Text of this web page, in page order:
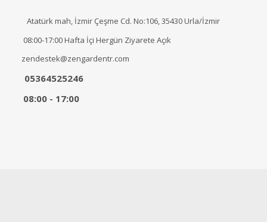
Atatürk mah, İzmir Çeşme Cd. No:106, 35430 Urla/İzmir
08:00-17:00 Hafta İçi Hergün Ziyarete Açık
zendestek@zengardentr.com
05364525246
08:00 - 17:00